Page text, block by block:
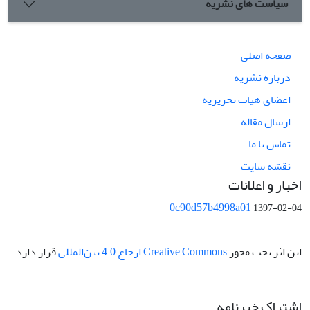
صفحه اصلی
درباره نشریه
اعضای هیات تحریریه
ارسال مقاله
تماس با ما
نقشه سایت
اخبار و اعلانات
0c90d57b4998a011397-02-04
این اثر تحت مجوز Creative Commons ارجاع 4.0 بین‌المللی قرار دارد.